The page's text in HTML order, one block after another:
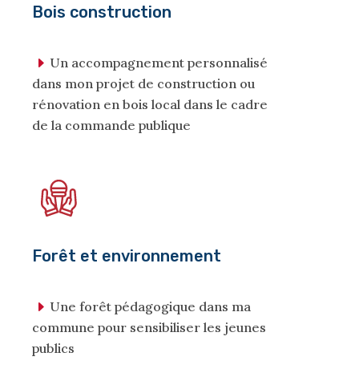
Bois construction
Un accompagnement personnalisé
dans mon projet de construction ou
rénovation en bois local dans le cadre
de la commande publique
Forêt et environnement
Une forêt pédagogique dans ma
commune pour sensibiliser les jeunes
publics